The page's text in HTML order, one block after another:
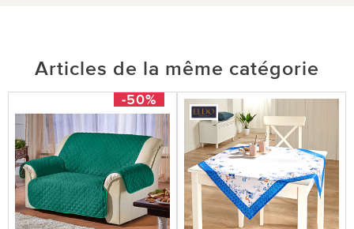
Articles de la même catégorie
-50%